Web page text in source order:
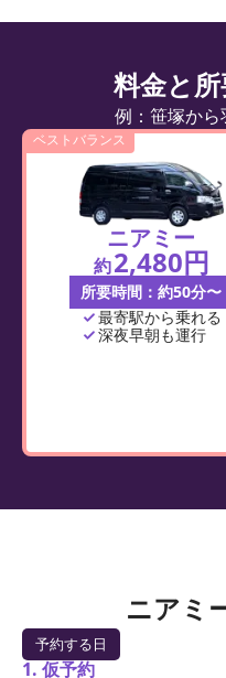
料金と
例：笹塚か
ベストバランス
ニアミー
約2,480円
所要時間：約50分〜
最寄駅から乗れる
深夜早朝も運行
ニアミ
予約する日
1. 仮予約